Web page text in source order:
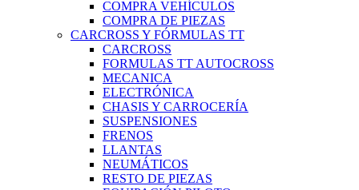
COMPRA VEHÍCULOS
COMPRA DE PIEZAS
CARCROSS Y FÓRMULAS TT
CARCROSS
FORMULAS TT AUTOCROSS
MECANICA
ELECTRÓNICA
CHASIS Y CARROCERÍA
SUSPENSIONES
FRENOS
LLANTAS
NEUMÁTICOS
RESTO DE PIEZAS